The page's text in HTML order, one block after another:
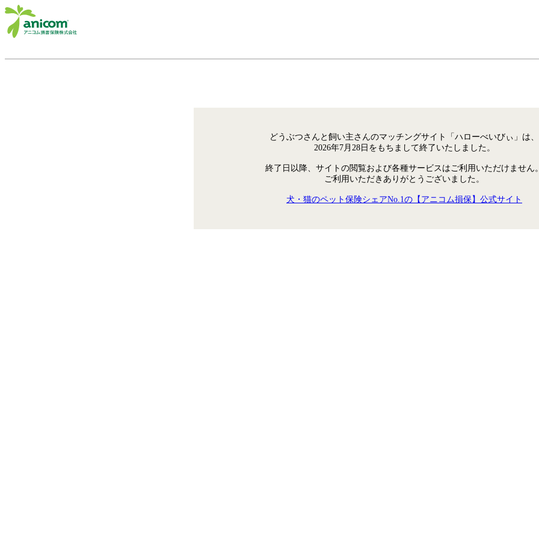
どうぶつさんと飼い主さんのマッチングサイト「ハローべいびぃ」は、
2026年7月28日をもちまして終了いたしました。
終了日以降、サイトの閲覧および各種サービスはご利用いただけません
ご利用いただきありがとうございました。
犬・猫のペット保険シェアNo.1の【アニコム損保】公式サイト